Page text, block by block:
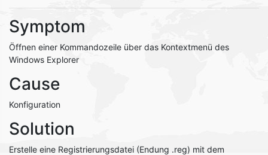
Symptom
Öffnen einer Kommandozeile über das Kontextmenü des
Windows Explorer
Cause
Konfiguration
Solution
Erstelle eine Registrierungsdatei (Endung .reg) mit dem